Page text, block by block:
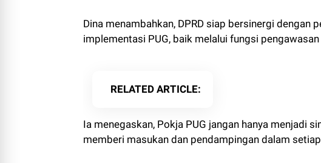
Dina menambahkan, DPRD siap bersinergi dengan
implementasi PUG, baik melalui fungsi
RELATED ARTICLE
Ia menegaskan, Pokja PUG jangan hanya menjadi
memberi masukan dan pendampingan dalam